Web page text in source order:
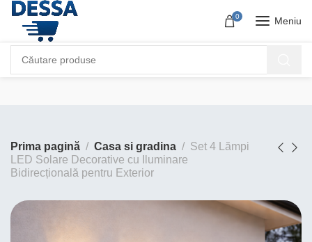
0 Meniu
Prima pagină Casa si gradina
Set 4 Lămpi
LED Solare Decorative cu Iluminare
Bidirecțională pentru Exterior